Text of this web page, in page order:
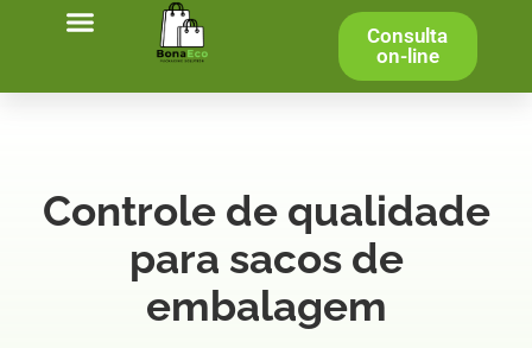
Consulta
on-line
Controle de qualidade
para sacos de
embalagem